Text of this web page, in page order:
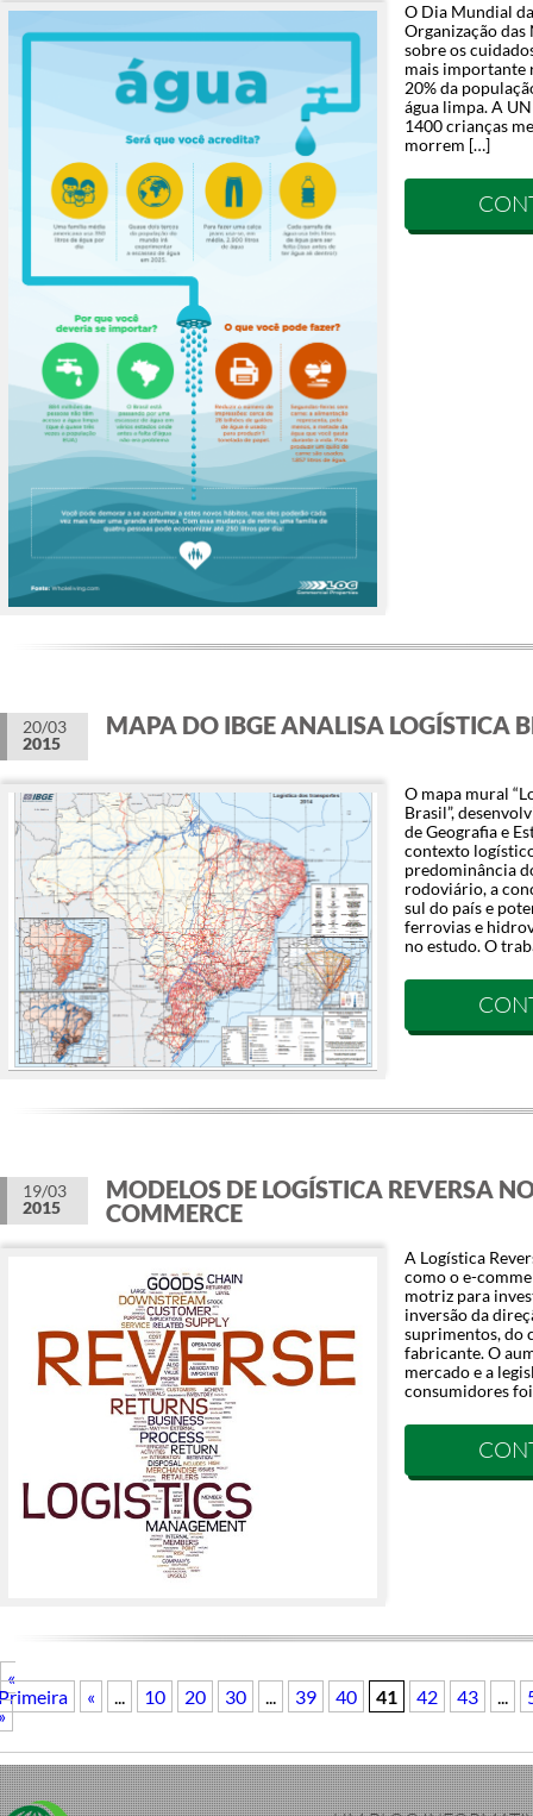
O Dia Mundial
Organização
sobre os
mais importante
20% da
água limpa. A
1400 crianças
morrem […]
20/03
2015
MAPA DO IBGE ANALISA LOGÍSTICA
O mapa mural
Brasil”,
de Geografia e
contexto
predominância
rodoviário, a
sul do país e
ferrovias e
no estudo. O
19/03
2015
MODELOS DE LOGÍSTICA REVERSA
COMMERCE
A Logística
como o e-
motriz para
inversão da
suprimentos, do
fabricante. O
mercado e a
consumidores
«
« ... 10 20 30 ... 39 40 41 42 43 ...